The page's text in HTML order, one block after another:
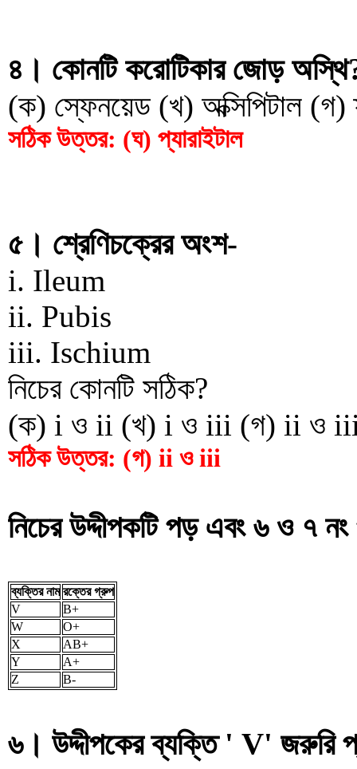
৪। কোনটি করোটিকার জোড়
(ক) স্ফেনয়েড (খ) অক্সিপিটাল (গ)
সঠিক উত্তর: (ঘ) প্যারাইটাল
৫। শ্রেণিচক্রের অংশ-
i. Ileum
ii. Pubis
iii. Ischium
নিচের কোনটি সঠিক?
(ক) i ও ii (খ) i ও iii (গ) ii ও
সঠিক উত্তর: (গ) ii ও iii
নিচের উদ্দীপকটি পড় এবং ৬ ও ৭
ব্যক্তির নাম রক্তের গ্রুপ
V
B+
W
O+
X
AB+
Y
A+
Z
B-
৬। উদ্দীপকের ব্যক্তি ' V' জরুরি